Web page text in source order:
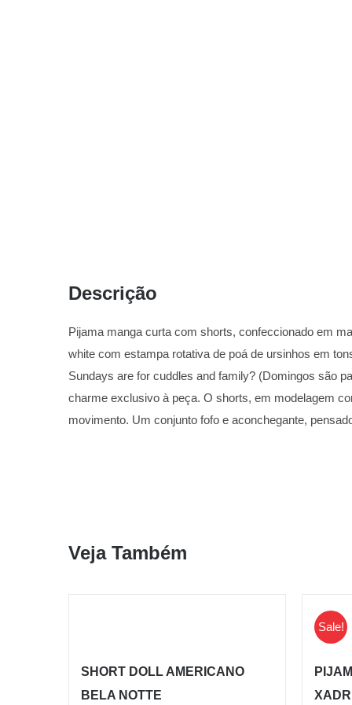
Descrição
Pijama manga curta com shorts, confeccionado em
white com estampa rotativa de poá de ursinhos em
Sundays are for cuddles and family? (Domingos são
charme exclusivo à peça. O shorts, em modelagem
movimento. Um conjunto fofo e aconchegante,
Veja Também
SHORT DOLL AMERICANO
BELA NOTTE
Sale!